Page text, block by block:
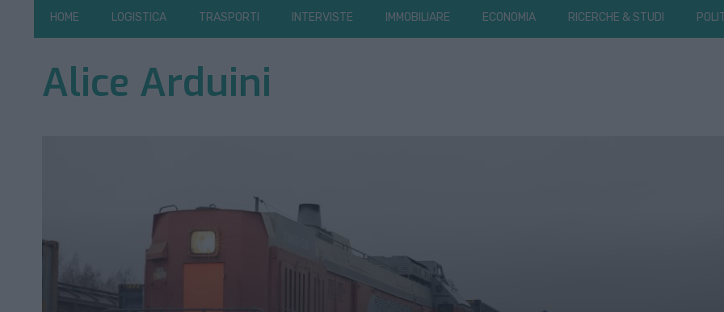
HOME LOGISTICA TRASPORTI INTERVISTE IMMOBILIARE ECONOMIA RICERCHE & STUDI
Alice Arduini